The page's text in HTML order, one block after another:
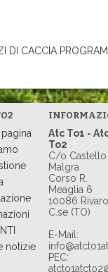
DI CACCIA
pagina
notizie
Atc To1 -
To2
C/o Castello
Malgrà
Corso R.
Meaglia 6
10086
C.se (TO)
E-Mail:
PEC: